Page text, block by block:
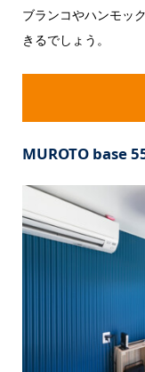
ブランコやハンモッ
きるでしょう。
MUROTO base